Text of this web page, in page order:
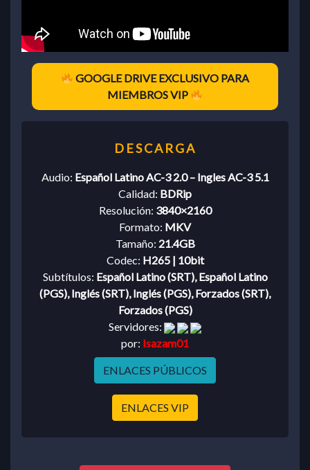
GOOGLE DRIVE EXCLUSIVO PARA
MIEMBROS VIP
Audio: Español Latino AC-3 2.0 – Ingles AC-3 5.1
Calidad: BDRip
Resolución: 3840×2160
Formato: MKV
Tamaño: 21.4GB
Codec: H265 | 10bit
Subtítulos: Español Latino (SRT), Español Latino
(PGS), Inglés (SRT), Inglés (PGS), Forzados (SRT),
Forzados (PGS)
Servidores:
por: Isazam01
ENLACES PÚBLICOS
ENLACES VIP